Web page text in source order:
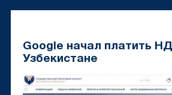
Google начал платить
Узбекистане